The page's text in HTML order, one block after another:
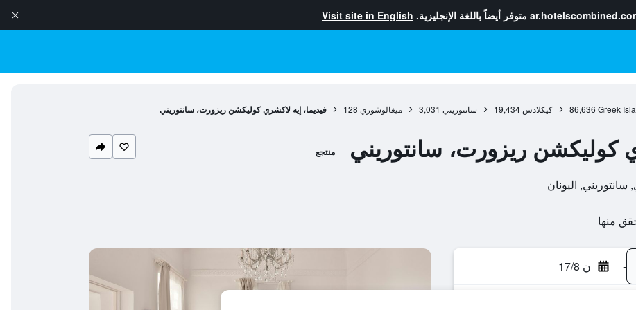
متوفر أيضاً باللغة الإنجليزية. Visit site in English
Greek
86,636 كيكلادس 19,434 سانتوريني 3,031 ميغالوشوري 128 فيديما، إيه لاكشري كوليكشن ريزورت، سانتوريني
كوليكشن ريزورت، سانتوريني منتجع
- ن 17/8